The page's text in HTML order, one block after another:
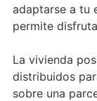
adaptarse a tu
permite
La vivienda
distribuidos
sobre una